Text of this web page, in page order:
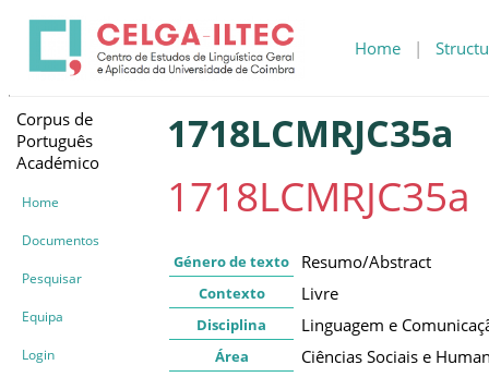
Home |
Corpus de
Português
Académico
Home
Documentos
Pesquisar
Equipa
Login
1718LCMRJC35a
1718LCMRJC35a
Género de texto Resumo/Abstract
Contexto Livre
Disciplina Linguagem e
Área Ciências Sociais e